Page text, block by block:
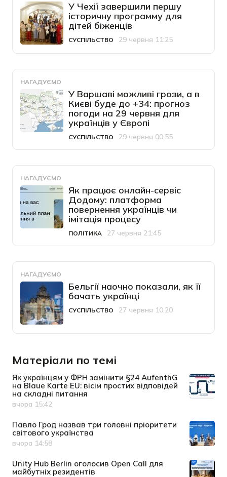
У Чехії завершили першу
історичну программу для
дітей біженців
Категорія
СУСПІЛЬСТВО
Дата публікації29 червня 11:25
НАГАДУЄМО
У Варшаві можливі грози, а в
Києві буде до +34: прогноз
погоди на 29 червня для
українців у Європі
Категорія
СУСПІЛЬСТВО
Дата публікації29 червня 00:55
НАГАДУЄМО
Як працює онлайн-сервіс
Додому: платформа
повернення українців чи
імітація процесу
Категорія
ПОЛІТИКА
Дата публікації
27 червня 21:45
НАГАДУЄМО
Бельгії наочно показали, як її
бачать українці
Категорія
СУСПІЛЬСТВО
Дата публікації27 червня 10:20
Матеріали по темі
Як українцям у ФРН замінити §24 AufenthG
на Blaue Karte EU: вісім простих відповідей
на складні питання
Дата публікації
вчора 15:42
Павло Грод назвав три головні пріоритети
світового українства
Дата публікації
вчора 14:58
Unity Hub Berlin оголосив Open Call для
майбутніх резидентів